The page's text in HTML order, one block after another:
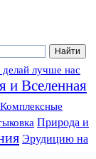
лучше нас
и Вселенная
Комплексные
Природа и
Эрудицию на